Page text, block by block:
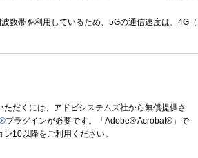
数帯を利用しているため、5Gの通信速度は、4G
ただくには、アドビシステムズ社から無償提供さ
プラグインが必要です。「Adobe® Acrobat®」で
10以降をご利用ください。